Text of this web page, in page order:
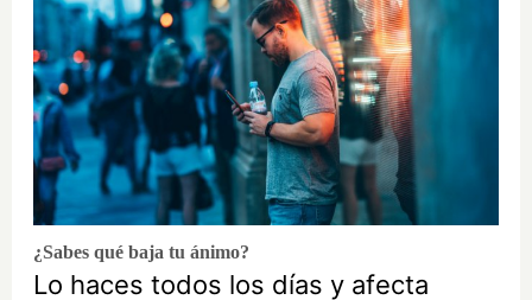
¿Sabes qué baja tu ánimo?
Lo haces todos los días y afecta